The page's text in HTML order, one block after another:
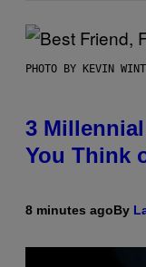
PHOTO BY KEVIN
3
You Think
8 minutes agoBy